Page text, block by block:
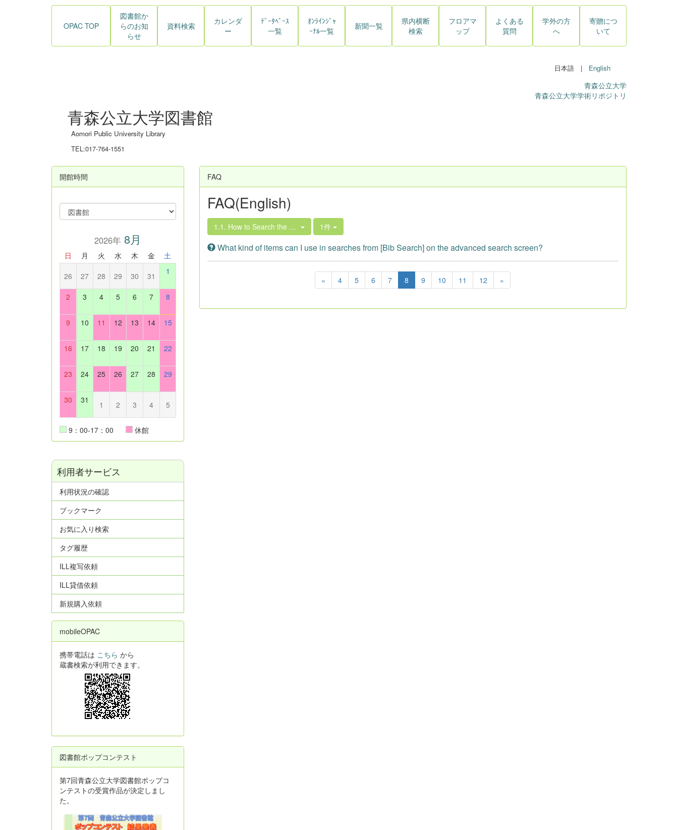
OPAC TOP
図書館か
らのお知
らせ
資料検索
カレンダ
ー
ﾃﾞｰﾀﾍﾞｰｽ
一覧
ｵﾝﾗｲﾝｼﾞｬ
ｰﾅﾙ一覧
新聞一覧
県内横断
検索
フロアマ
ップ
よくある
質問
学外の方
へ
寄贈につ
いて
日本語 | English
青森公立大学
青森公立大学学術リポジトリ
青森公立大学図書館
Aomori Public University Library
TEL:017-764-1551
FAQ
FAQ(English)
1.1. How to Search the Library Book Collection
1件
What kind of items can I use in searches from [Bib Search] on the advanced search screen?
« 4 5 6 7 8 9 10 11 12 »
開館時間
2026年8月
日 月 火 水 木 金 土
26 27 28 29 30 31 1
2 3 4 5 6 7 8
9 10 11 12 13 14 15
16 17 18 19 20 21 22
23 24 25 26 27 28 29
30 31 1 2 3 4 5
9：00-17：00 休館
利用者サービス
利用状況の確認
ブックマーク
お気に入り検索
タグ履歴
ILL複写依頼
ILL貸借依頼
新規購入依頼
mobileOPAC
携帯電話は こちら から
蔵書検索が利用できます。
図書館ポップコンテスト
第7回青森公立大学図書館ポップコ
ンテストの受賞作品が決定しまし
た。